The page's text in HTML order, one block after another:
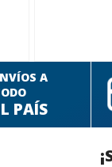
A
PAÍS